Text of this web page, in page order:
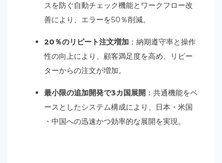
スを防ぐ自動チェック機能とワークフロー改
善により、エラーを50 ％削減。
20 ％のリピート注文増加 ：納期遵守率と操作
性の向上により、顧客満足度を高め、リピー
ターからの注文が増加。
最小限の追加開発で3カ国展開 ：共通機能をベ
ースとしたシステム構成により、日本・米国
・中国への迅速かつ効率的な展開を実現。